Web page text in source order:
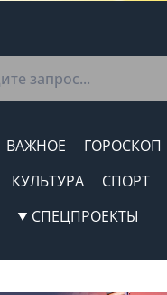
ВАЖНОЕ ГОРОСКОП
КУЛЬТУРА СПОРТ
СПЕЦПРОЕКТЫ